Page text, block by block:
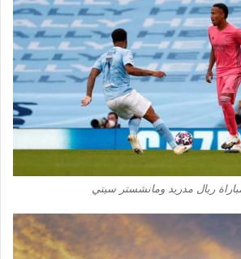
ريال مدريد ومانشستر سيتي